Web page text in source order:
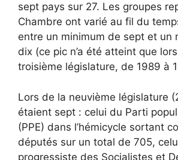
sept pays sur 27. Les groupes
Chambre ont varié au fil du
entre un minimum de sept et un
dix (ce pic n’a été atteint que
troisième législature, de 1989 à
Lors de la neuvième législature
étaient sept : celui du Parti
(PPE) dans l’hémicycle sortant
députés sur un total de 705,
progressiste des Socialistes et